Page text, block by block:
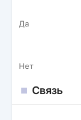
Да
Нет
Связь